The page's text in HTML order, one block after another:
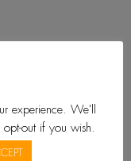
experience. We'll
out if you wish.